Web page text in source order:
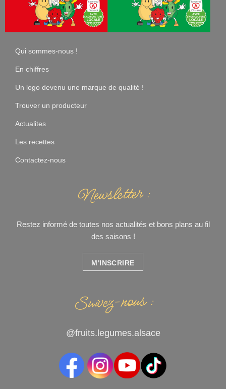
Qui sommes-nous !
En chiffres
Un logo devenu une marque de qualité !
Trouver un producteur
Actualites
Les recettes
Contactez-nous
Newsletter :
Restez informé de toutes nos actualités et bons plans au fil
des saisons !
M'INSCRIRE
Suivez-nous :
@fruits.legumes.alsace